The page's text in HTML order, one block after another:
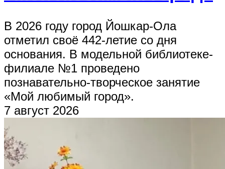
В 2026 году город Йошкар-Ола
отметил своё 442-летие со дня
основания. В модельной библиотеке-
филиале №1 проведено
познавательно-творческое занятие
«Мой любимый город».
7 август 2026